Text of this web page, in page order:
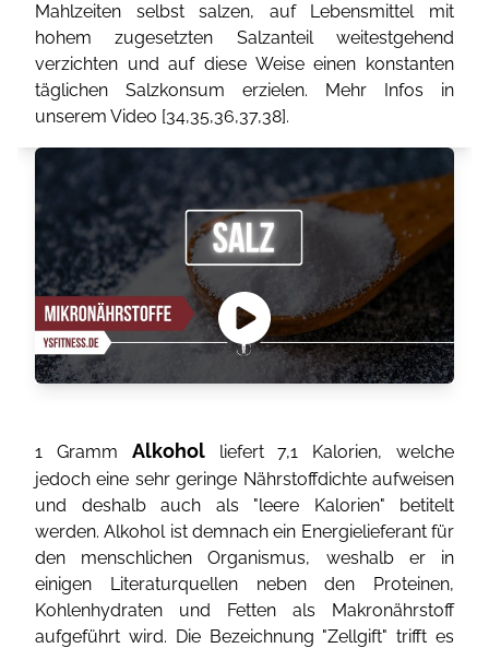
Mahlzeiten selbst salzen, auf Lebensmittel mit
hohem zugesetzten Salzanteil weitestgehend
verzichten und auf diese Weise einen konstanten
täglichen Salzkonsum erzielen. Mehr Infos in
unserem Video [34,35,36,37,38].
1 Gramm Alkoholliefert 7,1 Kalorien, welche
jedoch eine sehr geringe Nährstoffdichte aufweisen
und deshalb auch als "leere Kalorien" betitelt
werden. Alkohol ist demnach ein Energielieferant für
den menschlichen Organismus, weshalb er in
einigen Literaturquellen neben den Proteinen,
Kohlenhydraten und Fetten als Makronährstoff
aufgeführt wird. Die Bezeichnung "Zellgift" trifft es